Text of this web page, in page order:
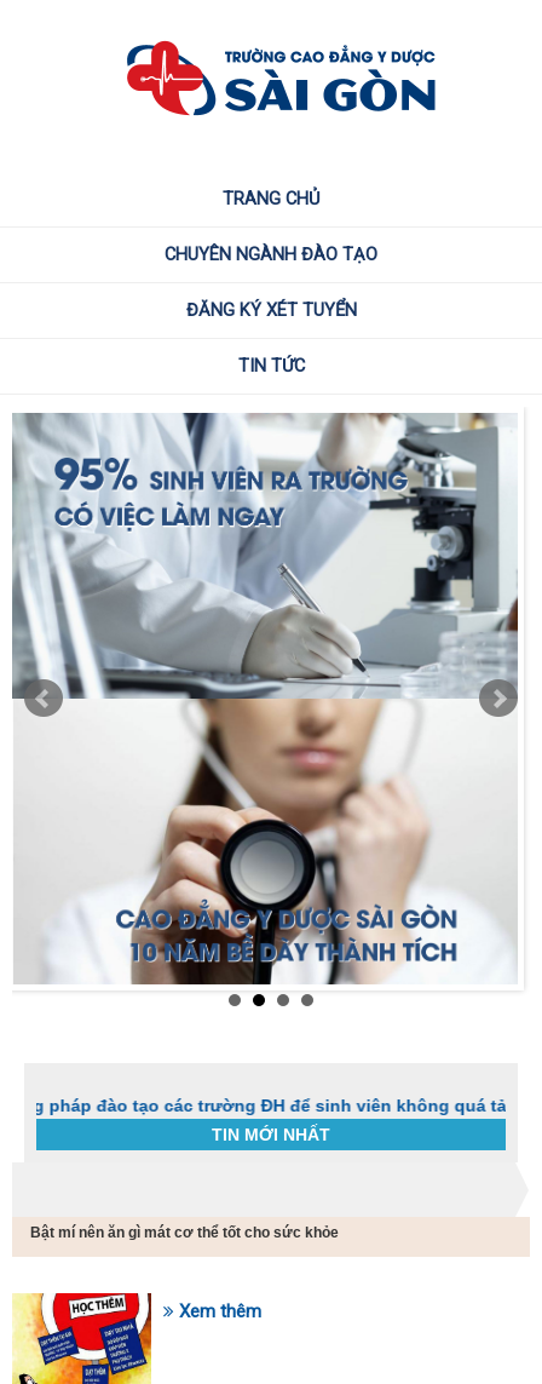
TRANG CHỦ
CHUYÊN NGÀNH ĐÀO TẠO
ĐĂNG KÝ XÉT TUYỂN
TIN TỨC
đào tạo các trường ĐH để sinh viên không quá tải với ngành
TIN MỚI NHẤT
Bật mí nên ăn gì mát cơ thể tốt cho sức khỏe
SỰ KIỆN HOT Xem thêm